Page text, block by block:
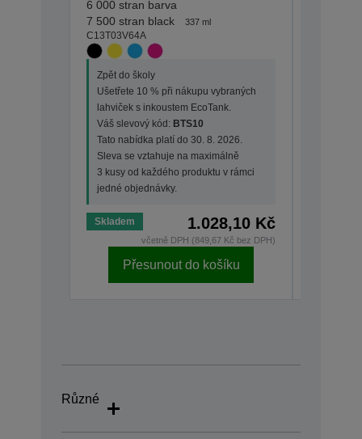
6 000 stran barva
7 500 stran black
337 ml
C13T03V64A
Zpět do školy
Ušetřete 10 % při nákupu vybraných
lahviček s inkoustem EcoTank.
Váš slevový kód: BTS10
Tato nabídka platí do 30. 8. 2026.
Sleva se vztahuje na maximálně
3 kusy od každého produktu v rámci
jedné objednávky.
Skladem 1.028,10 Kč
včetně DPH (849,67 Kč bez DPH)
Přesunout do košíku
Různé